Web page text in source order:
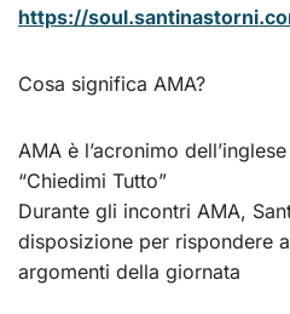
https://
Cosa significa AMA?
AMA è l’acronimo
“Chiedimi Tutto”
Durante gli incontri AMA,
disposizione per rispondere
argomenti della giornata